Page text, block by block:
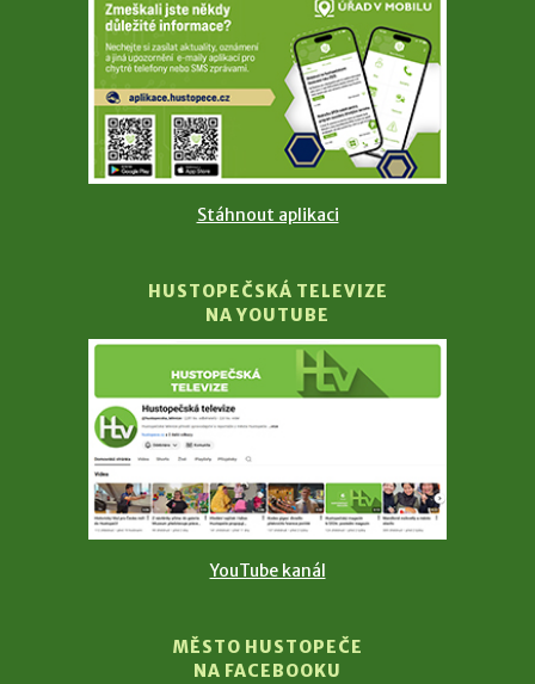
Stáhnout aplikaci
HUSTOPEČSKÁ TELEVIZE
NA YOUTUBE
YouTube kanál
MĚSTO HUSTOPEČE
NA FACEBOOKU